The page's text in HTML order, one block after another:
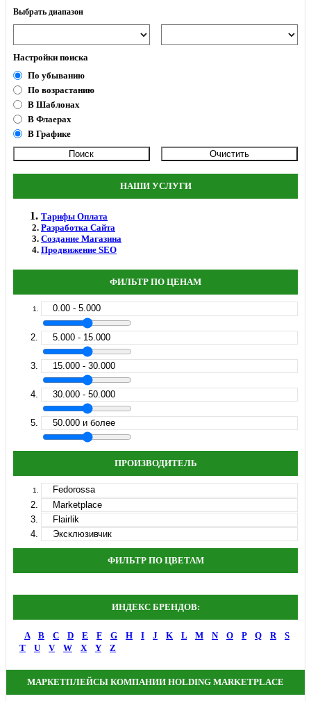
Выбрать диапазон
Настройки поиска
По убыванию
По возрастанию
В Шаблонах
В Флаерах
В Графике
НАШИ УСЛУГИ
Тарифы Оплата
Разработка Сайта
Создание Магазина
Продвижение SEO
ФИЛЬТР ПО ЦЕНАМ
0.00 - 5.000
5.000 - 15.000
15.000 - 30.000
30.000 - 50.000
50.000 и более
ПРОИЗВОДИТЕЛЬ
Fedorossa
Marketplace
Flairlik
Эксклюзивчик
ФИЛЬТР ПО ЦВЕТАМ
ИНДЕКС БРЕНДОВ:
A B C D E F G H I J K L M N O P Q R
S
T
U V W X Y Z
МАРКЕТПЛЕЙСЫ КОМПАНИИ HOLDING MARKETPLACE